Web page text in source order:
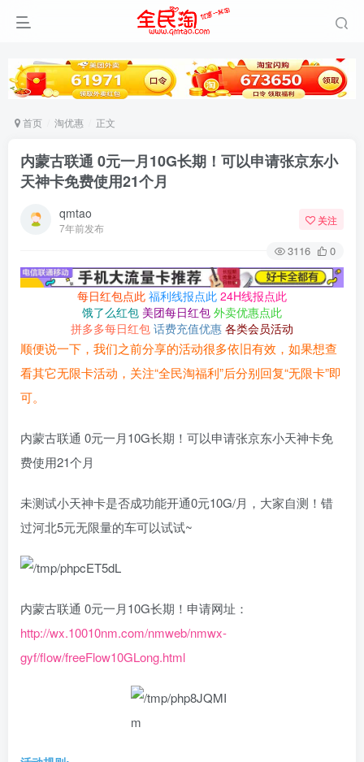
首页 淘优惠 正文
内蒙古联通 0元一月10G长期！可以申请张京东小
天神卡免费使用21个月
qmtao
7年前发布
关注
3116 0
每日红包点此 福利线报点此 24H线报点此
饿了么红包 美团每日红包 外卖优惠点此
拼多多每日红包 话费充值优惠 各类会员活动
顺便说一下，我们之前分享的活动很多依旧有效，如果想查
看其它无限卡活动，关注“全民淘福利”后分别回复“无限卡”即
可。
内蒙古联通 0元一月10G长期！可以申请张京东小天神卡免
费使用21个月
未测试小天神卡是否成功能开通0元10G/月，大家自测！错
过河北5元无限量的车可以试试~
内蒙古联通 0元一月10G长期！申请网址：
http://wx.10010nm.com/nmweb/nmwx-
gyf/flow/freeFlow10GLong.html